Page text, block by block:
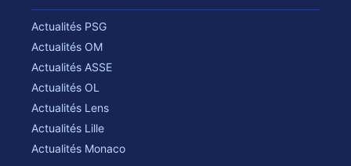
Actualités PSG
Actualités OM
Actualités ASSE
Actualités OL
Actualités Lens
Actualités Lille
Actualités Monaco